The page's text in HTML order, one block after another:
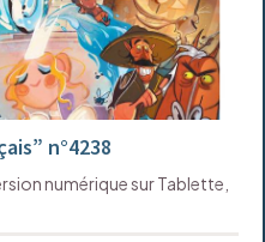
n°4238
numérique sur Tablette,